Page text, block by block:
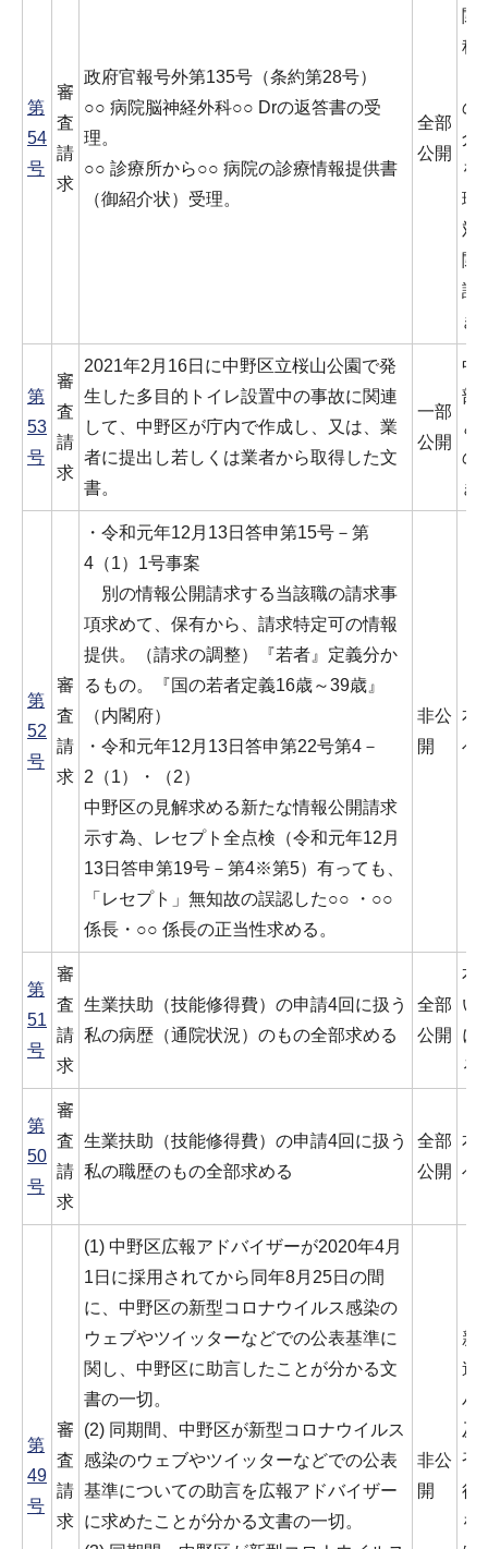
第
54
号
審
査
請
求
政府官報号外第135号（条約第28号）
○○ 病院脳神経外科○○ Drの返答書の受
理。
○○ 診療所から○○ 病院の診療情報提供書
（御紹介状）受理。
全部
公開
関
科
の
介
を
理
対
関
認
き
第
53
号
審
査
請
求
2021年2月16日に中野区立桜山公園で発
生した多目的トイレ設置中の事故に関連
して、中野区が庁内で作成し、又は、業
者に提出し若しくは業者から取得した文
書。
一部
公開
中
部
ど
の
き
第
52
号
審
査
請
求
・令和元年12月13日答申第15号－第
4（1）1号事案
別の情報公開請求する当該職の請求事
項求めて、保有から、請求特定可の情報
提供。（請求の調整）『若者』定義分か
るもの。『国の若者定義16歳～39歳』
（内閣府）
・令和元年12月13日答申第22号第4－
2（1）・（2）
中野区の見解求める新たな情報公開請求
示す為、レセプト全点検（令和元年12月
13日答申第19号－第4※第5）有っても、
「レセプト」無知故の誤認した○○ ・○○
係長・○○ 係長の正当性求める。
非公
開
本
べ
第
51
号
審
査
請
求
生業扶助（技能修得費）の申請4回に扱う
私の病歴（通院状況）のもの全部求める
全部
公開
本
い
に
る
第
50
号
審
査
請
求
生業扶助（技能修得費）の申請4回に扱う
私の職歴のもの全部求める
全部
公開
本
べ
第
49
号
審
査
請
求
(1) 中野区広報アドバイザーが2020年4月
1日に採用されてから同年8月25日の間
に、中野区の新型コロナウイルス感染の
ウェブやツイッターなどでの公表基準に
関し、中野区に助言したことが分かる文
書の一切。
(2) 同期間、中野区が新型コロナウイルス
感染のウェブやツイッターなどでの公表
基準についての助言を広報アドバイザー
に求めたことが分かる文書の一切。
非公
開
新
連
バ
及
否
行
を